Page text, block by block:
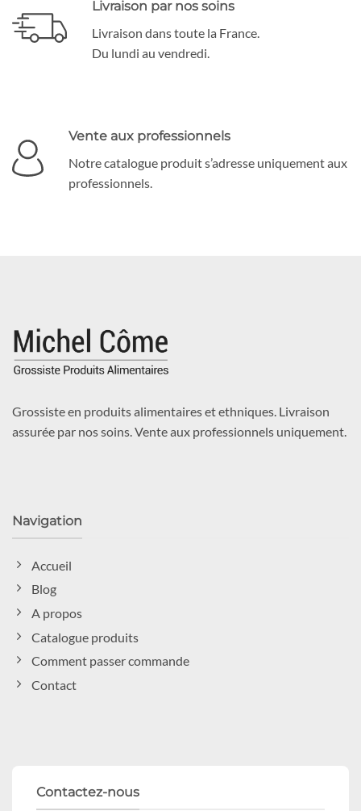
Livraison par nos soins
Livraison dans toute la France.
Du lundi au vendredi.
Vente aux professionnels
Notre catalogue produit s’adresse uniquement aux
professionnels.
Grossiste en produits alimentaires et ethniques. Livraison
assurée par nos soins. Vente aux professionnels uniquement.
Navigation
Accueil
Blog
A propos
Catalogue produits
Comment passer commande
Contact
Contactez-nous